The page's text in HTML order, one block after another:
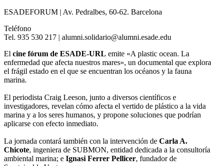
ESADEFORUM | Av. Pedralbes, 60-62. Barcelona
Teléfono
Tel. 935 530 217 | alumni.solidario@alumni.esade.edu
El cine fórum de ESADE-URL emite «A plastic ocean. La
enfermedad que afecta nuestros mares», un documental que explora
el frágil estado en el que se encuentran los océanos y la fauna
marina.
El periodista Craig Leeson, junto a diversos científicos e
investigadores, revelan cómo afecta el vertido de plástico a la vida
marina y a los seres humanos, y propone soluciones que podrían
aplicarse con efecto inmediato.
La jornada contará también con la intervención de Carla A.
Chicote, ingeniera de SUBMON, entidad dedicada a la consultoría
ambiental marina; e Ignasi Ferrer Pellicer, fundador de